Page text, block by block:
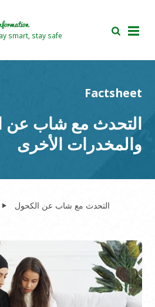
smart, stay safe
Factsheet
التحدث مع شاب عن
والمخدرات الأخرى
التحدث مع شاب عن الكحول